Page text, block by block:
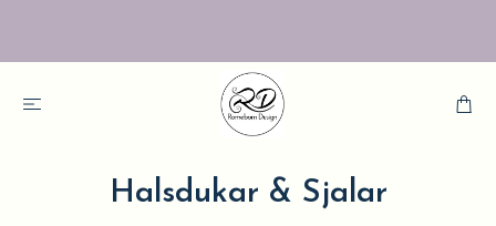
Halsdukar & Sjalar